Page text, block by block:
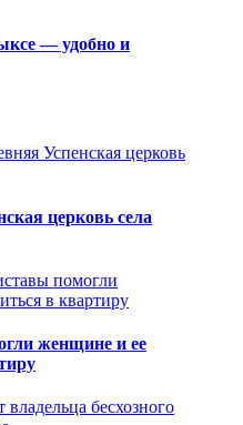
— удобно и
церковь села
женщине и ее